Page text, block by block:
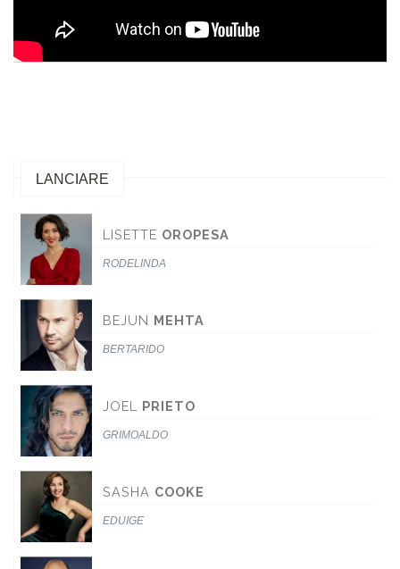
LANCIARE
LISETTE OROPESA
RODELINDA
BEJUN MEHTA
BERTARIDO
JOEL PRIETO
GRIMOALDO
SASHA COOKE
EDUIGE